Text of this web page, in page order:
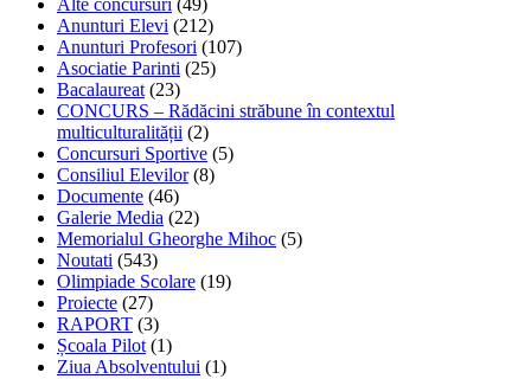
Alte concursuri (49)
Anunturi Elevi (212)
Anunturi Profesori (107)
Asociatie Parinti (25)
Bacalaureat(23)
CONCURS – Rădăcini străbune în contextul
multiculturalității (2)
Concursuri Sportive (5)
Consiliul Elevilor(8)
Documente (46)
Galerie Media (22)
Memorialul Gheorghe Mihoc (5)
Noutati (543)
Olimpiade Scolare (19)
Proiecte (27)
RAPORT (3)
Școala Pilot(1)
Ziua Absolventului (1)